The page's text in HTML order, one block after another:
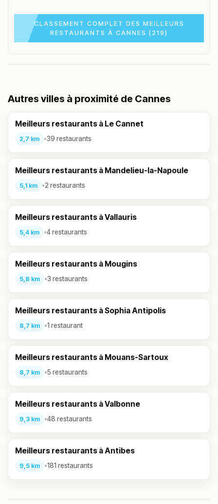
CLASSEMENT COMPLET DES MEILLEURS
RESTAURANTS À CANNES (219)
Autres villes à proximité de Cannes
Meilleurs restaurants à Le Cannet
2,7 km •39 restaurants
Meilleurs restaurants à Mandelieu-la-Napoule
5,1 km •2 restaurants
Meilleurs restaurants à Vallauris
5,4 km •4 restaurants
Meilleurs restaurants à Mougins
5,8 km •3 restaurants
Meilleurs restaurants à Sophia Antipolis
8,7 km •1 restaurant
Meilleurs restaurants à Mouans-Sartoux
8,7 km •5 restaurants
Meilleurs restaurants à Valbonne
9,3 km •48 restaurants
Meilleurs restaurants à Antibes
9,5 km •181 restaurants